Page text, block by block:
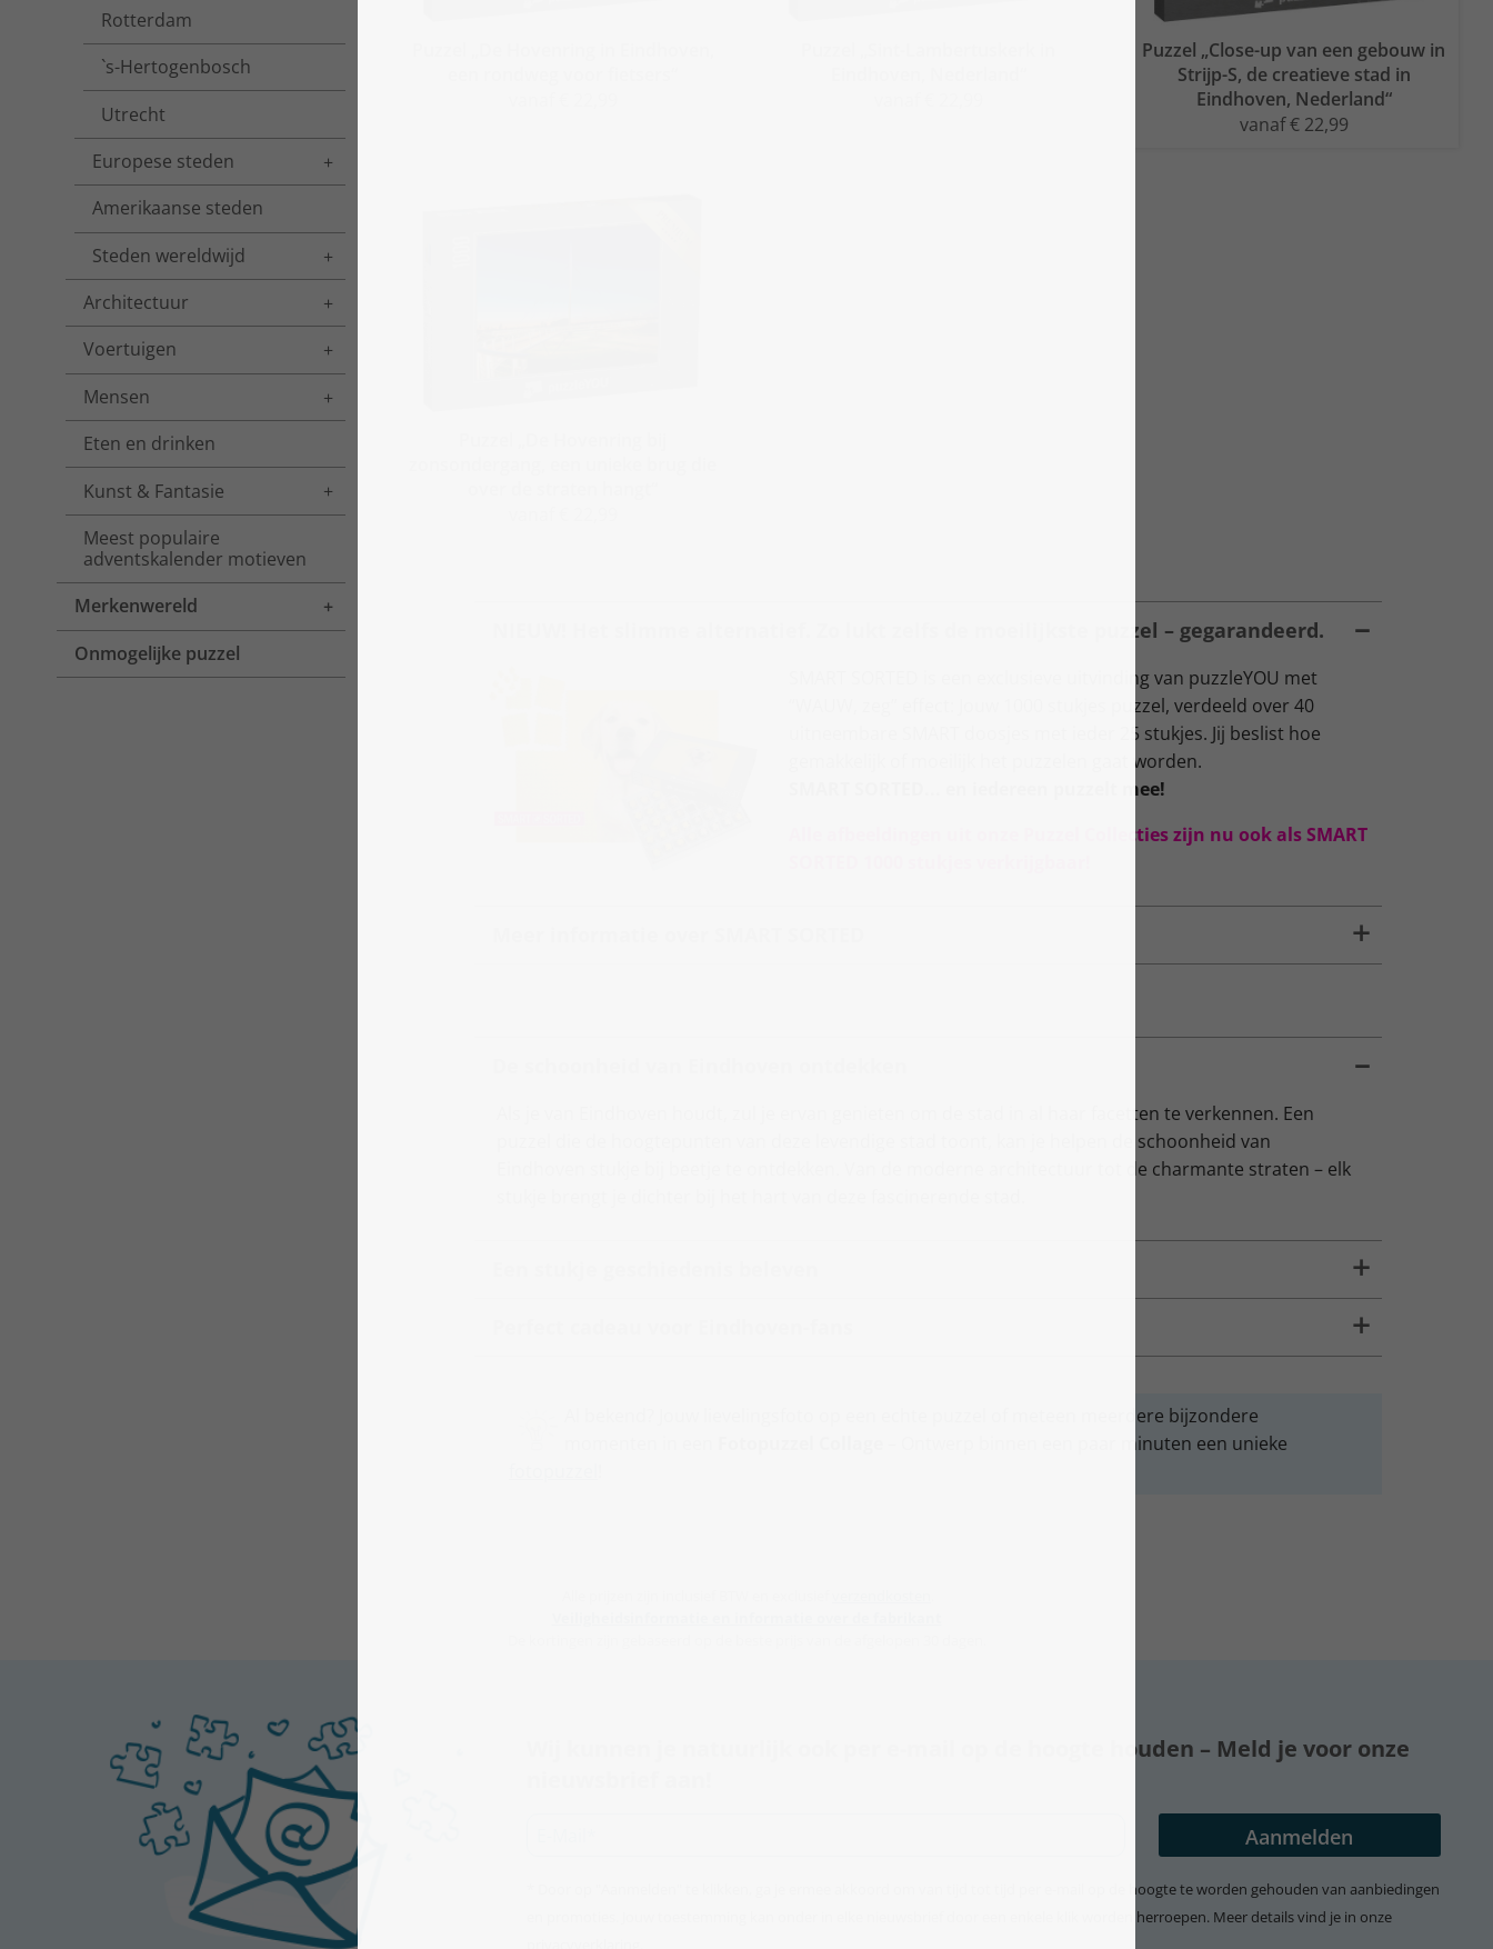
Rotterdam
`s-Hertogenbosch
Utrecht
Europese steden
Toggle menu
Amerikaanse steden
Steden wereldwijd
Toggle menu
Architectuur
Toggle menu
Voertuigen
Toggle menu
Mensen
Toggle menu
Eten en drinken
Kunst & Fantasie
Toggle menu
Meest populaire
adventskalender motieven
Merkenwereld
Toggle menu
Onmogelijke puzzel
Puzzel „Close-up van een gebouw in
Strijp-S, de creatieve stad in
Eindhoven, Nederland“
vanaf € 22,99
NIEUW! Het slimme alternatief. Zo lukt zelfs de moeilijkste puzzel – gegarandeerd.
SMART SORTED is een exclusieve uitvinding van puzzleYOU met
“WAUW, zeg” effect: Jouw 1000 stukjes puzzel, verdeeld over 40
uitneembare SMART doosjes met ieder 25 stukjes. Jij beslist hoe
gemakkelijk of moeilijk het puzzelen gaat worden.
SMART SORTED... en iedereen puzzelt mee!
Alle afbeeldingen uit onze Puzzel Collecties zijn nu ook als SMART
Als je van Eindhoven houdt, zul je ervan genieten om de stad in al haar facetten te verkennen. Een
puzzel die de hoogtepunten van deze levendige stad toont, kan je helpen de schoonheid van
Eindhoven stukje bij beetje te ontdekken. Van de moderne architectuur tot de charmante straten – elk
Al bekend? Jouw lievelingsfoto op een echte puzzel of meteen meerdere bijzondere
– Ontwerp binnen een paar minuten een unieke
Wij kunnen je natuurlijk ook per e-mail op de hoogte houden – Meld je voor onze
* Door op "Aanmelden" te klikken, ga je ermee akkoord om van tijd tot tijd per e-mail op de hoogte te worden gehouden van aanbiedingen
en promoties. Jouw toestemming kan onder in elke nieuwsbrief door een enkele klik worden herroepen. Meer details vind je in onze